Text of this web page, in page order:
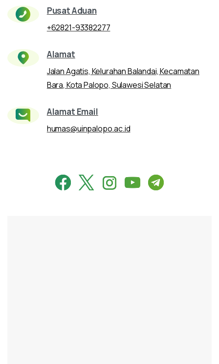
Pusat Aduan
+62821-93382277
Alamat
Jalan Agatis, Kelurahan Balandai, Kecamatan
Bara, Kota Palopo, Sulawesi Selatan
Alamat Email
humas@uinpalopo.ac.id